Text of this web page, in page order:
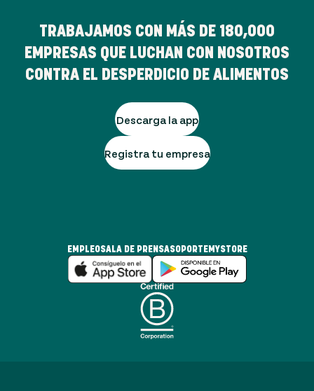
TRABAJAMOS CON MÁS DE 180,000
EMPRESAS QUE LUCHAN CON NOSOTROS
CONTRA EL DESPERDICIO DE ALIMENTOS
Descarga la app
Registra tu empresa
EMPLEOSALA DE PRENSA SOPORTEMYSTORE